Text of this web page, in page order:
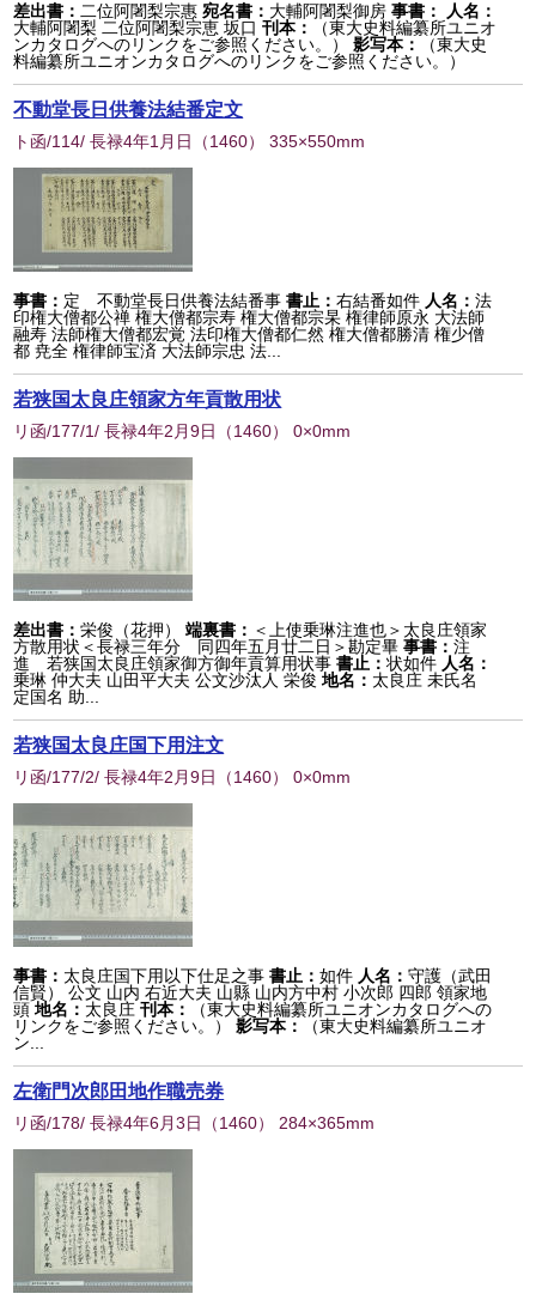
差出書： 二位阿闍梨宗惠 宛名書： 大輔阿闍梨御房 事書：
人名：
大輔阿闍梨 二位阿闍梨宗恵 坂口 刊本：
（東大史料編纂所ユニオ
ンカタログへのリンクをご参照ください。）
影写本：
（東大史
料編纂所ユニオンカタログへのリンクをご参照ください。）
不動堂長日供養法結番定文
ト函/114/ 長禄4年1月日 （1460） 335×550mm
事書： 定 不動堂長日供養法結番事書止：右結番如件 人名：法
印権大僧都公禅 権大僧都宗寿 権大僧都宗杲 権律師原永 大法師
融寿 法師権大僧都宏覚 法印権大僧都仁然 権大僧都勝清 権少僧
都 尭全 権律師宝済 大法師宗忠 法...
若狭国太良庄領家方年貢散用状
リ函/177/1/ 長禄4年2月9日 （1460） 0×0mm
差出書：栄俊（花押） 端裏書： ＜上使乗琳注進也＞太良庄領家
方散用状＜長禄三年分 同四年五月廿二日＞勘定畢 事書：注
進 若狭国太良庄領家御方御年貢算用状事 書止：状如件 人名：
乗琳 仲大夫 山田平大夫 公文沙汰人 栄俊 地名： 太良庄 未氏名
定国名 助...
若狭国太良庄国下用注文
リ函/177/2/ 長禄4年2月9日 （1460） 0×0mm
事書： 太良庄国下用以下仕足之事 書止：如件 人名：守護（武田
信賢） 公文 山内 右近大夫 山縣 山内方中村 小次郎 四郎 領家地
頭 地名： 太良庄 刊本：
（東大史料編纂所ユニオンカタログへの
リンクをご参照ください。）
影写本：
（東大史料編纂所ユニオ
ン...
左衛門次郎田地作職売券
リ函/178/ 長禄4年6月3日 （1460） 284×365mm